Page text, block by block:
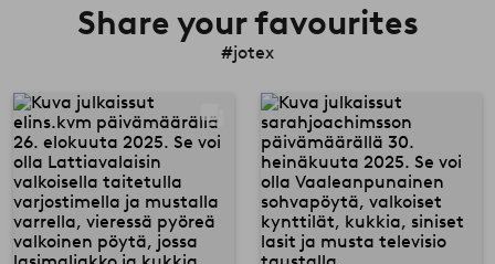
Share your favourites
#jotex